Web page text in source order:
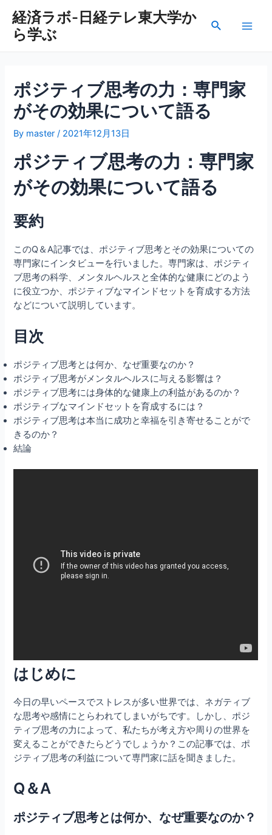
経済ラボ-日経テレ東大学か
ら学ぶ
検
ポジティブ思考の力：専門家
がその効果について語る
By master / 2021年12月13日
ポジティブ思考の力：専門家
がその効果について語る
要約
このQ＆A記事では、ポジティブ思考とその効果についての
専門家にインタビューを行いました。専門家は、ポジティ
ブ思考の科学、メンタルヘルスと全体的な健康にどのよう
に役立つか、ポジティブなマインドセットを育成する方法
などについて説明しています。
目次
ポジティブ思考とは何か、なぜ重要なのか？
ポジティブ思考がメンタルヘルスに与える影響は？
ポジティブ思考には身体的な健康上の利益があるのか？
ポジティブなマインドセットを育成するには？
ポジティブ思考は本当に成功と幸福を引き寄せることがで
きるのか？
結論
はじめに
今日の早いペースでストレスが多い世界では、ネガティブ
な思考や感情にとらわれてしまいがちです。しかし、ポジ
ティブ思考の力によって、私たちが考え方や周りの世界を
変えることができたらどうでしょうか？この記事では、ポ
ジティブ思考の利益について専門家に話を聞きました。
Q＆A
ポジティブ思考とは何か、なぜ重要なのか？